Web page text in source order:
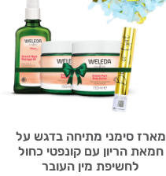
מארז סימני מתיחה בדגש על
חמאת הריון עם קונפטי כחול
לחשיפת מין העובר